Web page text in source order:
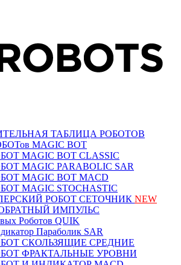
ТАБЛИЦА РОБОТОВ
MAGIC BOT
MAGIC BOT CLASSIC
MAGIC PARABOLIC SAR
MAGIC BOT MACD
MAGIC STOCHASTIC
РОБОТ СЕТОЧНИК NEW
ИМПУЛЬС
Роботов QUIK
Параболик SAR
СКОЛЬЗЯЩИЕ СРЕДНИЕ
ФРАКТАЛЬНЫЕ УРОВНИ